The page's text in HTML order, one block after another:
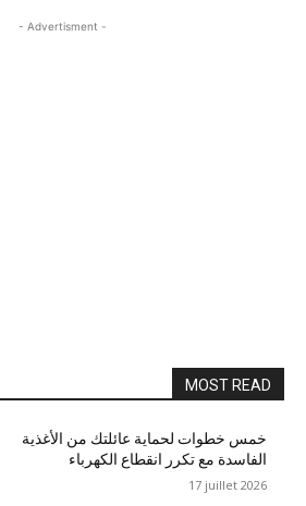
- Advertisment -
MOST READ
خمس خطوات لحماية عائلتك من الأغذية
الفاسدة مع تكرر انقطاع الكهرباء
17 juillet 2026